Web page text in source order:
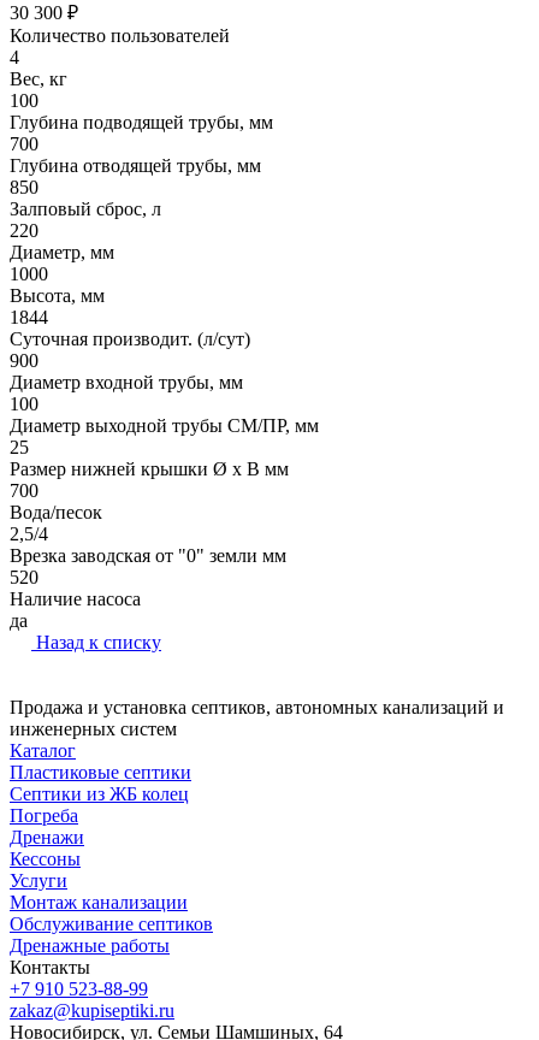
30 300 ₽
Количество пользователей
4
Вес, кг
100
Глубина подводящей трубы, мм
700
Глубина отводящей трубы, мм
850
Залповый сброс, л
220
Диаметр, мм
1000
Высота, мм
1844
Суточная производит. (л/сут)
900
Диаметр входной трубы, мм
100
Диаметр выходной трубы СМ/ПР, мм
25
Размер нижней крышки Ø х В мм
700
Вода/песок
2,5/4
Врезка заводская от "0" земли мм
520
Наличие насоса
да
Назад к списку
Продажа и установка септиков, автономных канализаций и
инженерных систем
Каталог
Пластиковые септики
Септики из ЖБ колец
Погреба
Дренажи
Кессоны
Услуги
Монтаж канализации
Обслуживание септиков
Дренажные работы
Контакты
+7 910 523-88-99
zakaz@kupiseptiki.ru
Новосибирск, ул. Семьи Шамшиных, 64